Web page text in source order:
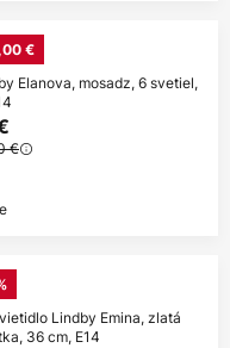
€
Elanova, mosadz, 6 svetiel,
€
Lindby Emina, zlatá
36 cm, E14